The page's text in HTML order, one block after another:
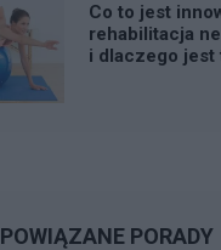
Co to jest
rehabilitacja
i dlaczego jest
POWIĄZANE PORADY